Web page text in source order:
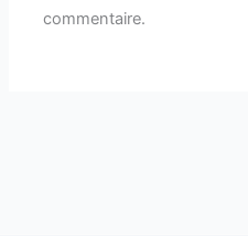
commentaire.